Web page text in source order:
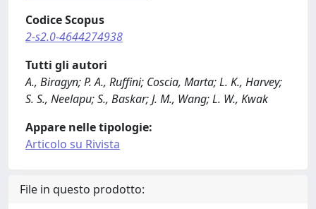
Codice Scopus
2-s2.0-4644274938
Tutti gli autori
A., Biragyn; P. A., Ruffini; Coscia, Marta; L. K., Harvey;
S. S., Neelapu; S., Baskar; J. M., Wang; L. W., Kwak
Appare nelle tipologie:
Articolo su Rivista
File in questo prodotto: